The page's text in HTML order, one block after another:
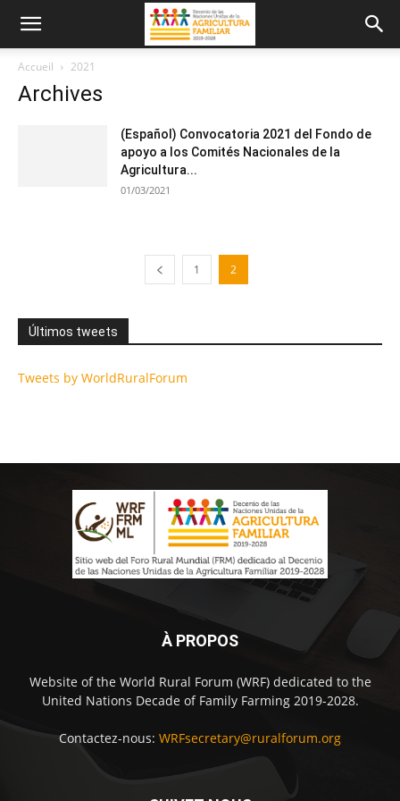
Accueil 2021
Archives
(Español) Convocatoria 2021 del Fondo de
apoyo a los Comités Nacionales de la
Agricultura...
01/03/2021
1 2
Últimos tweets
Tweets by WorldRuralForum
À PROPOS
Website of the World Rural Forum (WRF) dedicated to the
United Nations Decade of Family Farming 2019-2028.
Contactez-nous: WRFsecretary@ruralforum.org